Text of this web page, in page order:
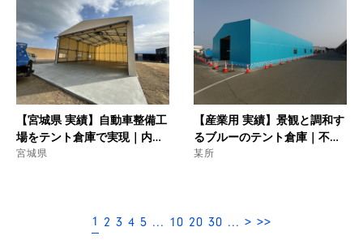
【宮城県 実績】自動車整備工
場をテント倉庫で実現｜内外
一体の土間で設備最適化を追
宮城県
【産業用 実績】景観と調和す
るブルーのテント倉庫｜不
燃・防炎仕様で製品の一時保
某所
1 2 3 4 5 ... 10 20 30 ... > >>